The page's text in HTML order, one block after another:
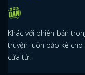
Khác với phiên bản
truyện luôn bảo kê
cửa tử.